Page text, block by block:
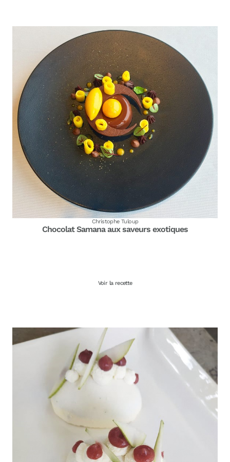
Christophe Tuloup
Chocolat Samana aux saveurs exotiques
Voir la recette